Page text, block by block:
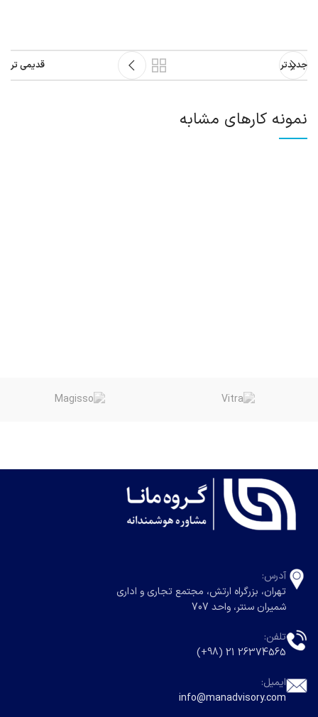
جدیدتر قدیمی تر
نمونه کارهای مشابه
آدرس:
تهران، بزرگراه ارتش، مجتمع تجاری و اداری
شمیران سنتر، واحد 707
تلفن:
26374565 21 (98+)
ایمیل:
info@manadvisory.com